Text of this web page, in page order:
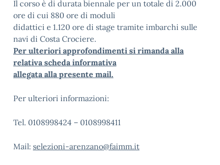
Il corso è di durata biennale per un totale di 2.000
ore di cui 880 ore di moduli
didattici e 1.120 ore di stage tramite imbarchi sulle
navi di Costa Crociere.
Per ulteriori approfondimenti si rimanda alla
relativa scheda informativa
allegata alla presente mail.
Per ulteriori informazioni:
Tel. 0108998424 – 0108998411
Mail: selezioni-arenzano@faimm.it